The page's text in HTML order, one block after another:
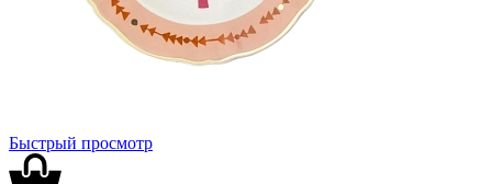
Быстрый просмотр